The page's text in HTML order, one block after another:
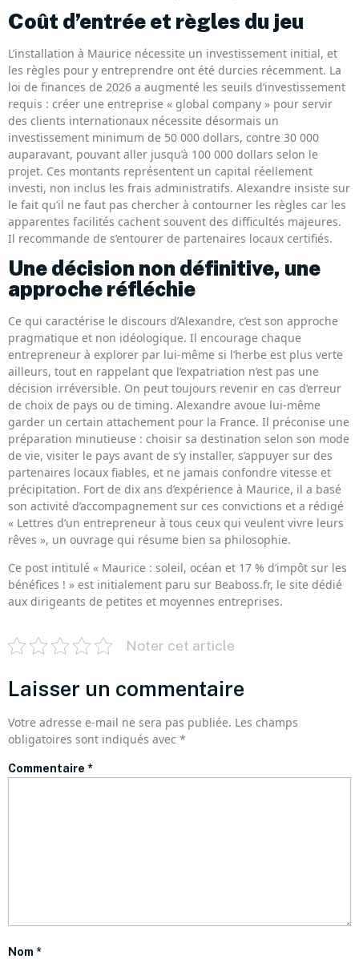
Coût d’entrée et règles du jeu
L’installation à Maurice nécessite un investissement initial, et
les règles pour y entreprendre ont été durcies récemment. La
loi de finances de 2026 a augmenté les seuils d’investissement
requis : créer une entreprise « global company » pour servir
des clients internationaux nécessite désormais un
investissement minimum de 50 000 dollars, contre 30 000
auparavant, pouvant aller jusqu’à 100 000 dollars selon le
projet. Ces montants représentent un capital réellement
investi, non inclus les frais administratifs. Alexandre insiste sur
le fait qu’il ne faut pas chercher à contourner les règles car les
apparentes facilités cachent souvent des difficultés majeures.
Il recommande de s’entourer de partenaires locaux certifiés.
Une décision non définitive, une
approche réfléchie
Ce qui caractérise le discours d’Alexandre, c’est son approche
pragmatique et non idéologique. Il encourage chaque
entrepreneur à explorer par lui-même si l’herbe est plus verte
ailleurs, tout en rappelant que l’expatriation n’est pas une
décision irréversible. On peut toujours revenir en cas d’erreur
de choix de pays ou de timing. Alexandre avoue lui-même
garder un certain attachement pour la France. Il préconise une
préparation minutieuse : choisir sa destination selon son mode
de vie, visiter le pays avant de s’y installer, s’appuyer sur des
partenaires locaux fiables, et ne jamais confondre vitesse et
précipitation. Fort de dix ans d’expérience à Maurice, il a basé
son activité d’accompagnement sur ces convictions et a rédigé
« Lettres d’un entrepreneur à tous ceux qui veulent vivre leurs
rêves », un ouvrage qui résume bien sa philosophie.
Ce post intitulé « Maurice : soleil, océan et 17 % d’impôt sur les
bénéfices ! » est initialement paru sur Beaboss.fr, le site dédié
aux dirigeants de petites et moyennes entreprises.
Noter cet article
Laisser un commentaire
Votre adresse e-mail ne sera pas publiée. Les champs
obligatoires sont indiqués avec *
Commentaire *
Nom *